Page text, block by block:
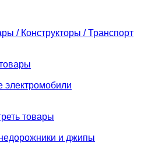
/ Конструкторы / Транспорт
электромобили
товары
и джипы